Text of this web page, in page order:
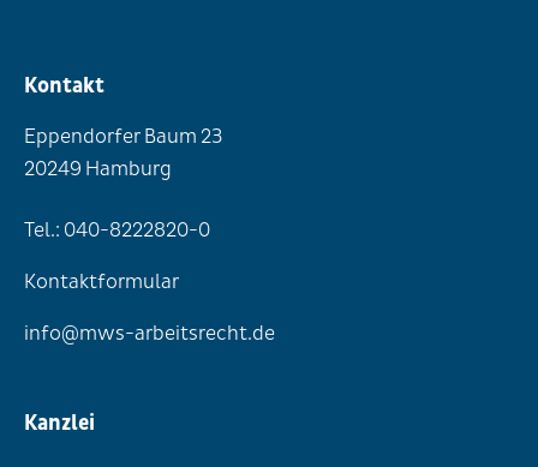
Kontakt
Eppendorfer Baum 23
20249 Hamburg
Tel.: 040-8222820-0
Kontaktformular
info@mws-arbeitsrecht.de
Kanzlei